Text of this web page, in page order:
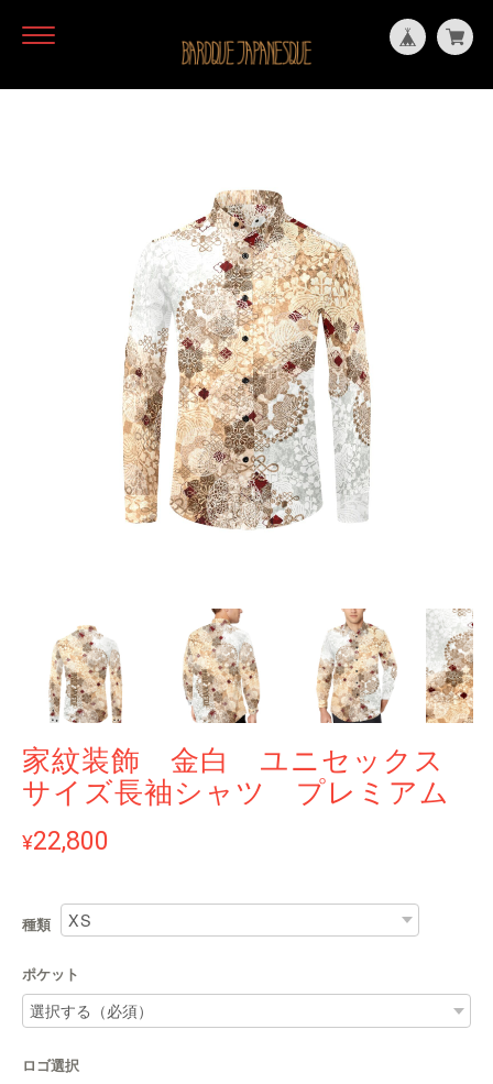
家紋装飾 金白 ユニセックス
サイズ長袖シャツ プレミアム
¥22,800
種類
ポケット
ロゴ選択